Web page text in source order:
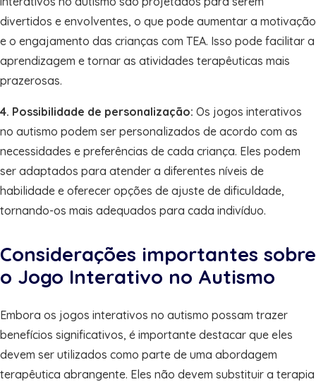
divertidos e envolventes, o que pode aumentar a motivação
e o engajamento das crianças com TEA. Isso pode facilitar a
aprendizagem e tornar as atividades terapêuticas mais
prazerosas.
4. Possibilidade de personalização: Os jogos interativos
no autismo podem ser personalizados de acordo com as
necessidades e preferências de cada criança. Eles podem
ser adaptados para atender a diferentes níveis de
habilidade e oferecer opções de ajuste de dificuldade,
tornando-os mais adequados para cada indivíduo.
Considerações importantes sobre
o Jogo Interativo no Autismo
Embora os jogos interativos no autismo possam trazer
benefícios significativos, é importante destacar que eles
devem ser utilizados como parte de uma abordagem
terapêutica abrangente. Eles não devem substituir a terapia